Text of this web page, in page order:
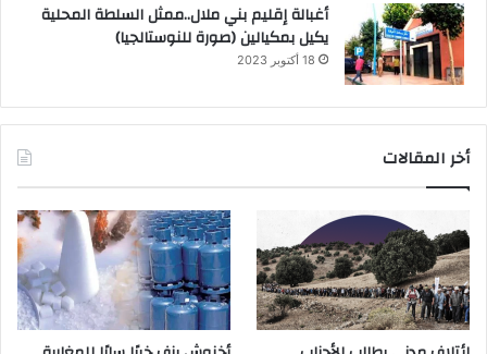
أغبالة إقليم بني ملال..ممثل السلطة المحلية
يكيل بمكيالين (صورة للنوستالجيا)
18 أكتوبر 2023
أخر المقالات